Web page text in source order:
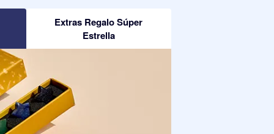
Extras Regalo Súper
Estrella